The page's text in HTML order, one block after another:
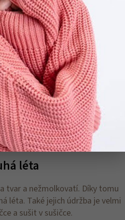
léta
tvar a nežmolkovatí. Díky tomu
léta. Také jejich údržba je velmi
a sušit v sušičce.